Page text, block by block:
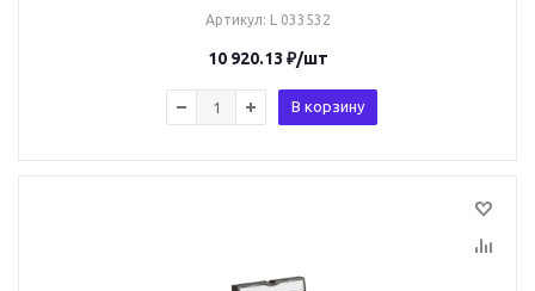
Артикул: L 033532
10 920.13 ₽/шт
В корзину